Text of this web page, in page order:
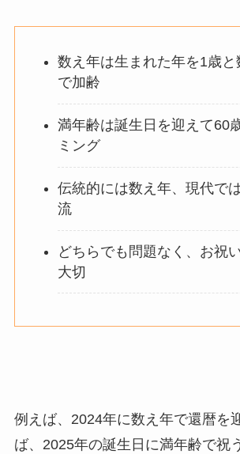
数え年は生まれた年を1歳
で加齢
満年齢は誕生日を迎えて60
ミング
伝統的には数え年、現代で
流
どちらでも問題なく、お祝
大切
例えば、2024年に数え年で還暦を
ば、2025年の誕生日に満年齢で祝